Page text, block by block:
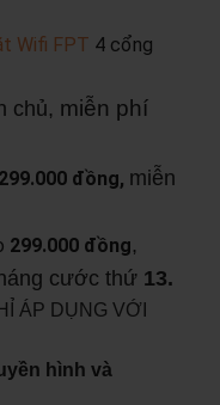
Wifi FPT 4 cổng
chủ, miễn phí
299.000 đồng, miễn
299.000 đồng,
cước thứ 13.
ÁP DỤNG VỚI
hình và